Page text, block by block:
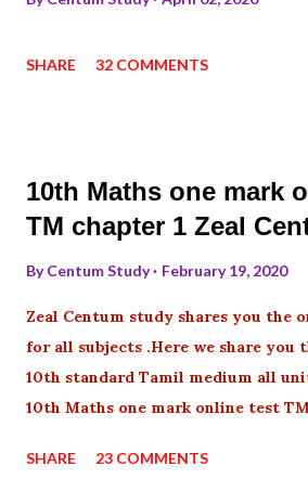
SHARE 32 COMMENTS
10th Maths one mark
TM chapter 1 Zeal
ByCentum Study February 19, 2020
Zeal Centum study shares you the
for all subjects .Here we share you
10th standard Tamil medium all
10th Maths one mark online test
SHARE 23 COMMENTS